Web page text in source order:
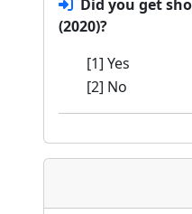
Did you get
(2020)?
[1] Yes
[2] No